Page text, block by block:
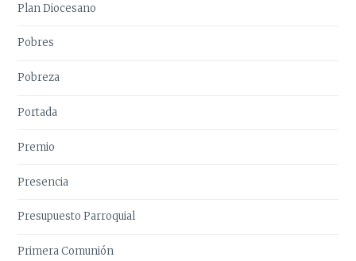
Plan Diocesano
Pobres
Pobreza
Portada
Premio
Presencia
Presupuesto Parroquial
Primera Comunión